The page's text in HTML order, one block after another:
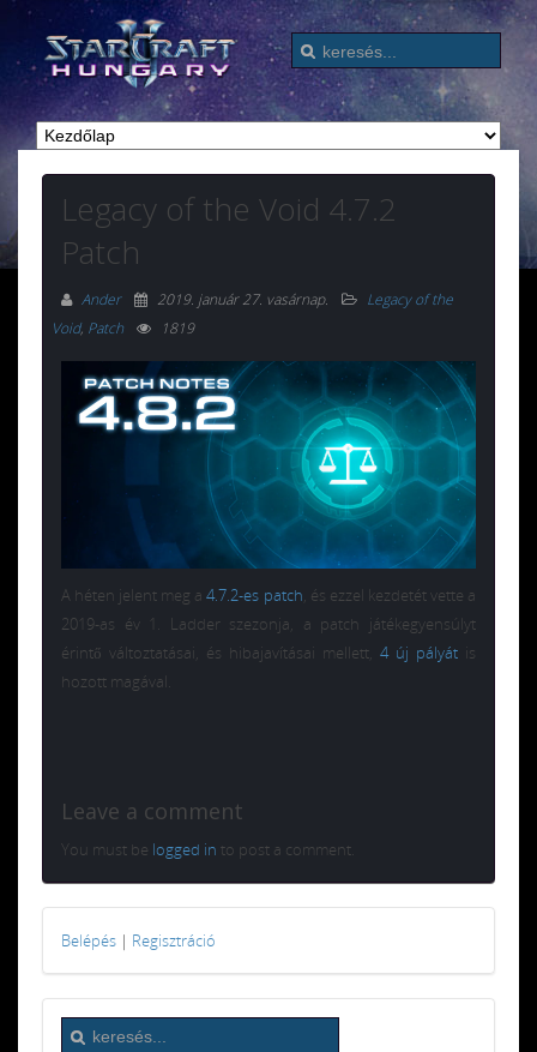
Legacy of the Void 4.7.2
Patch
Ander 2019. január 27. vasárnap.
Legacy of the
Void, Patch 1819
A héten jelent meg a4.7.2-es patch, és ezzel kezdetét vette a
2019-as év 1. Ladder szezonja, a patch játékegyensúlyt
érintő változtatásai, és hibajavításai mellett, 4 új pályát is
hozott magával.
Leave a comment
You must be logged in to post a comment.
Belépés | Regisztráció